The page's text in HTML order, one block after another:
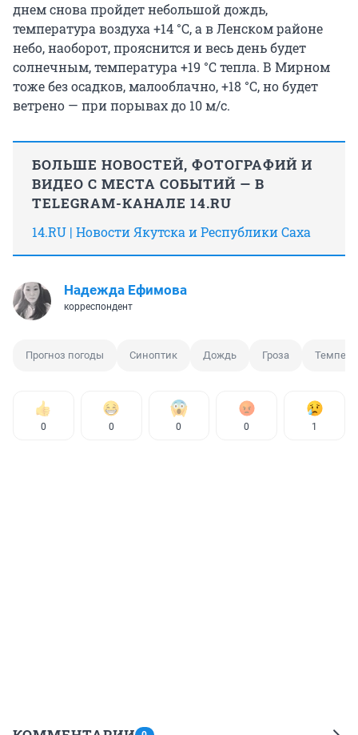
днем снова пройдет небольшой дождь,
температура воздуха +14 °С, а в Ленском районе
небо, наоборот, прояснится и весь день будет
солнечным, температура +19 °С тепла. В Мирном
тоже без осадков, малооблачно, +18 °С, но будет
ветрено — при порывах до 10 м/с.
БОЛЬШЕ НОВОСТЕЙ, ФОТОГРАФИЙ И
ВИДЕО С МЕСТА СОБЫТИЙ — В
TELEGRAM-КАНАЛЕ 14.RU
14.RU | Новости Якутска и Республики Саха
Надежда Ефимова
корреспондент
Прогноз погоды Синоптик Дождь Гроза
0 0 0 0 1